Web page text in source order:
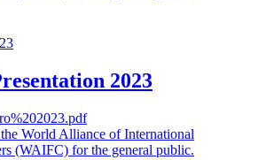
2023
World Alliance of International
(WAIFC) for the general public.